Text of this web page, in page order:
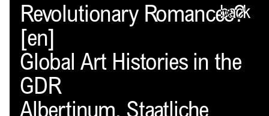
back
Spector
PROFIL
AKTUELLES
INDEX
Revolutionary Romances?
[en]
Global Art Histories in the
GDR